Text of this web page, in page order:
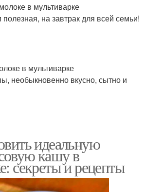
в мультиварке
на завтрак для всей семьи!
в мультиварке
необыкновенно вкусно, сытно и
идеальную
кашу в
секреты и рецепты